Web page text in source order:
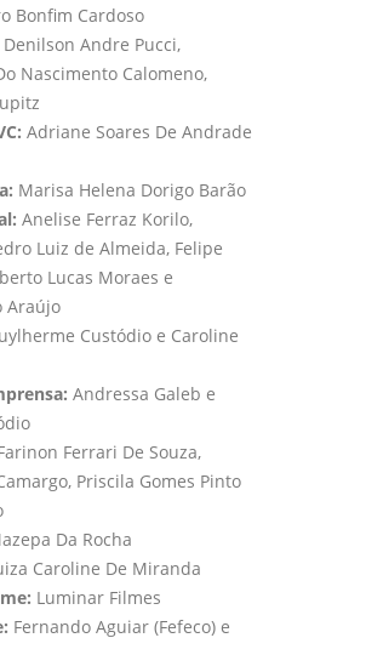
Bonfim Cardoso
Denilson Andre Pucci,
Nascimento Calomeno,
Adriane Soares De Andrade
Marisa Helena Dorigo Barão
Anelise Ferraz Korilo,
Luiz de Almeida, Felipe
Lucas Moraes e
Araújo
Custódio e Caroline
Andressa Galeb e
Ferrari De Souza,
Priscila Gomes Pinto
Da Rocha
Caroline De Miranda
Luminar Filmes
Fernando Aguiar (Fefeco) e